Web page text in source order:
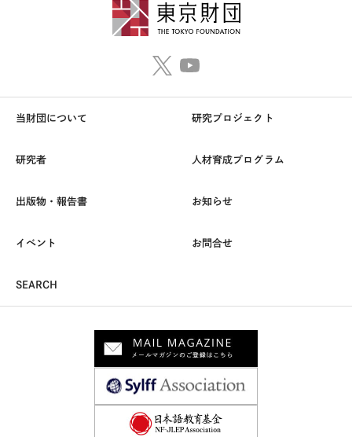
当財団について 研究プロジェクト
研究者 人材育成プログラム
出版物・報告書 お知らせ
イベント お問合せ
SEARCH